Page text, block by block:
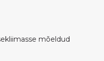
mõeldud